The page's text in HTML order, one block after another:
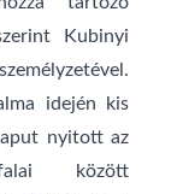
Kubinyi
idején kis
nyitott az
között